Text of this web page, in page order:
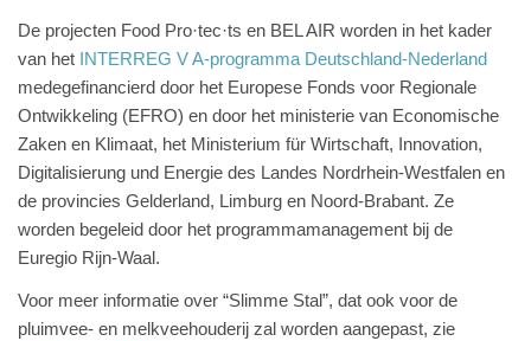
De projecten Food Pro·tec·ts en BEL AIR worden in het kader
van het INTERREG V A-programma Deutschland-Nederland
medegefinancierd door het Europese Fonds voor Regionale
Ontwikkeling (EFRO) en door het ministerie van Economische
Zaken en Klimaat, het Ministerium für Wirtschaft, Innovation,
Digitalisierung und Energie des Landes Nordrhein-Westfalen en
de provincies Gelderland, Limburg en Noord-Brabant. Ze
worden begeleid door het programmamanagement bij de
Euregio Rijn-Waal.
Voor meer informatie over “Slimme Stal”, dat ook voor de
pluimvee- en melkveehouderij zal worden aangepast, zie